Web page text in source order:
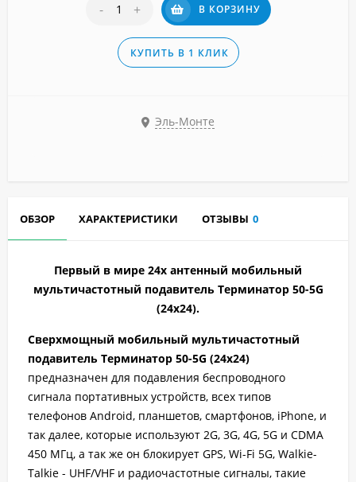
- + В КОРЗИНУ
КУПИТЬ В 1 КЛИК
Эль-Монте
ОБЗОР ХАРАКТЕРИСТИКИ ОТЗЫВЫ 0
Первый в мире 24х антенный мобильный
мультичастотный подавитель Терминатор 50-5G
(24х24).
Сверхмощный мобильный мультичастотный
подавитель Терминатор 50-5G (24х24)
предназначен для подавления беспроводного
сигнала портативных устройств, всех типов
телефонов Android, планшетов, смартфонов, iPhone, и
так далее, которые используют 2G, 3G, 4G, 5G и CDMA
450 МГц, а так же он блокирует GPS, Wi-Fi 5G, Walkie-
Talkie - UHF/VHF и радиочастотные сигналы, такие